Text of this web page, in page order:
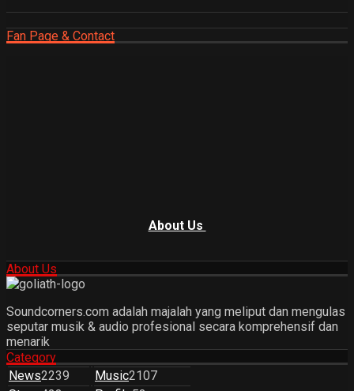
Fan Page & Contact
About Us
About Us
Soundcorners.com adalah majalah yang meliput dan mengulas
seputar musik & audio profesional secara komprehensif dan
menarik
Category
News2239 Music2107